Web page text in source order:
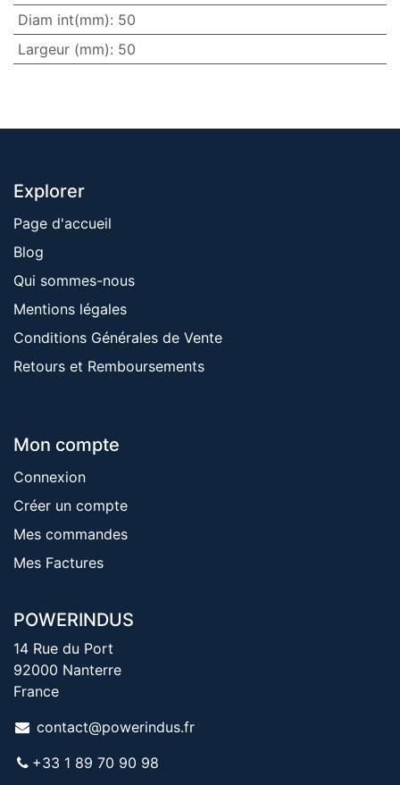
Diam int(mm): 50
Largeur (mm): 50
Explorer
Page d'accueil
Blog
Qui sommes-nous
Mentions ​légales
Conditions Générales de Vente
Retours et Remboursements
Mon compte
Connexion
Créer un compte
Mes commandes
Mes Factures
POWERINDUS
14 Rue du Port
92000 Nanterre
France
contact@powerindus.fr
+33 1 89 70 90 98